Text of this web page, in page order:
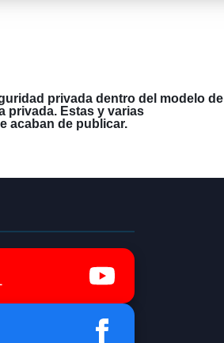
privada dentro del modelo de
privada. Estas y varias
acaban de publicar.